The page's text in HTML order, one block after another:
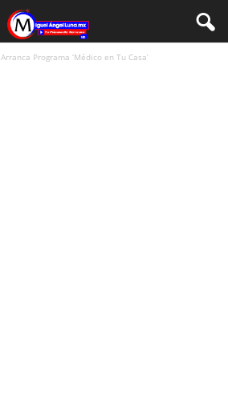
Arranca Programa ‘Médico en Tu Casa’